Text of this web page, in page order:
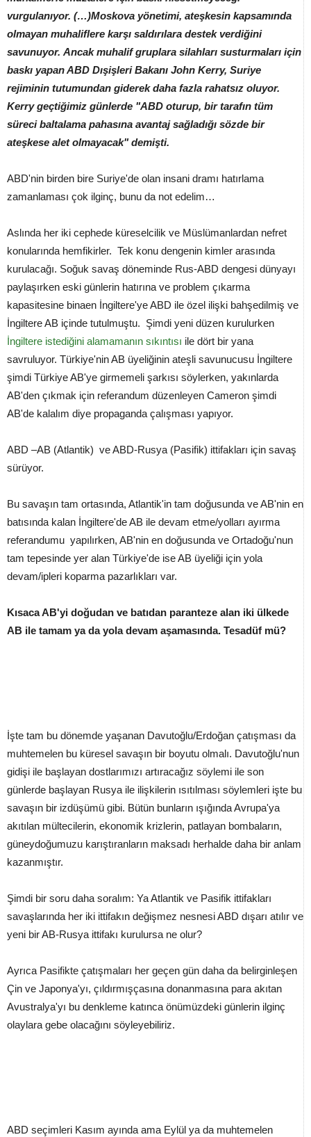
vurgulanıyor. (…)Moskova yönetimi, ateşkesin kapsamında
olmayan muhaliflere karşı saldırılara destek verdiğini
savunuyor. Ancak muhalif gruplara silahları susturmaları için
baskı yapan ABD Dışişleri Bakanı John Kerry, Suriye
rejiminin tutumundan giderek daha fazla rahatsız oluyor.
Kerry geçtiğimiz günlerde "ABD oturup, bir tarafın tüm
süreci baltalama pahasına avantaj sağladığı sözde bir
ateşkese alet olmayacak" demişti.
ABD'nin birden bire Suriye'de olan insani dramı hatırlama
zamanlaması çok ilginç, bunu da not edelim…
Aslında her iki cephede küreselcilik ve Müslümanlardan nefret
konularında hemfikirler. Tek konu dengenin kimler arasında
kurulacağı. Soğuk savaş döneminde Rus-ABD dengesi dünyayı
paylaşırken eski günlerin hatırına ve problem çıkarma
kapasitesine binaen İngiltere'ye ABD ile özel ilişki bahşedilmiş ve
İngiltere AB içinde tutulmuştu. Şimdi yeni düzen kurulurken
İngiltere istediğini alamamanın sıkıntısı ile dört bir yana
savruluyor. Türkiye'nin AB üyeliğinin ateşli savunucusu İngiltere
şimdi Türkiye AB'ye girmemeli şarkısı söylerken, yakınlarda
AB'den çıkmak için referandum düzenleyen Cameron şimdi
AB'de kalalım diye propaganda çalışması yapıyor.
ABD –AB (Atlantik) ve ABD-Rusya (Pasifik) ittifakları için savaş
sürüyor.
Bu savaşın tam ortasında, Atlantik'in tam doğusunda ve AB'nin en
batısında kalan İngiltere'de AB ile devam etme/yolları ayırma
referandumu yapılırken, AB'nin en doğusunda ve Ortadoğu'nun
tam tepesinde yer alan Türkiye'de ise AB üyeliği için yola
devam/ipleri koparma pazarlıkları var.
Kısaca AB'yi doğudan ve batıdan paranteze alan iki ülkede
AB ile tamam ya da yola devam aşamasında. Tesadüf mü?
İşte tam bu dönemde yaşanan Davutoğlu/Erdoğan çatışması da
muhtemelen bu küresel savaşın bir boyutu olmalı. Davutoğlu'nun
gidişi ile başlayan dostlarımızı artıracağız söylemi ile son
günlerde başlayan Rusya ile ilişkilerin ısıtılması söylemleri işte bu
savaşın bir izdüşümü gibi. Bütün bunların ışığında Avrupa'ya
akıtılan mültecilerin, ekonomik krizlerin, patlayan bombaların,
güneydoğumuzu karıştıranların maksadı herhalde daha bir anlam
kazanmıştır.
Şimdi bir soru daha soralım: Ya Atlantik ve Pasifik ittifakları
savaşlarında her iki ittifakın değişmez nesnesi ABD dışarı atılır ve
yeni bir AB-Rusya ittifakı kurulursa ne olur?
Ayrıca Pasifikte çatışmaları her geçen gün daha da belirginleşen
Çin ve Japonya'yı, çıldırmışçasına donanmasına para akıtan
Avustralya'yı bu denkleme katınca önümüzdeki günlerin ilginç
olaylara gebe olacağını söyleyebiliriz.
ABD seçimleri Kasım ayında ama Eylül ya da muhtemelen